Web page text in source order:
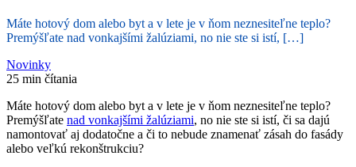
Máte hotový dom alebo byt a v lete je v ňom neznesiteľne teplo?
Premýšľate nad vonkajšími žalúziami, no nie ste si istí, […]
Novinky
25 min čítania
Máte hotový dom alebo byt a v lete je v ňom neznesiteľne teplo?
Premýšľate nad vonkajšími žalúziami, no nie ste si istí, či sa dajú
namontovať aj dodatočne a či to nebude znamenať zásah do fasády
alebo veľkú rekonštrukciu?